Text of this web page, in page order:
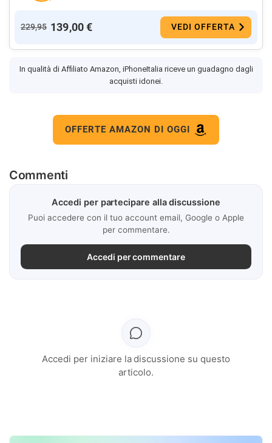
229,95 139,00 € VEDI OFFERTA
In qualità di Affiliato Amazon, iPhoneItalia riceve un guadagno dagli
acquisti idonei.
OFFERTE AMAZON DI OGGI
Commenti
Accedi per partecipare alla discussione
Puoi accedere con il tuo account email, Google o Apple
per commentare.
Accedi per commentare
Accedi per iniziare la discussione su questo
articolo.